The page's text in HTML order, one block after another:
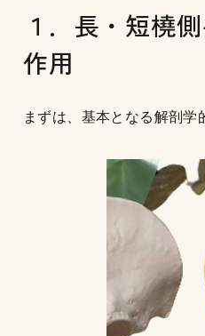
１．長・短橈
作用
まずは、基本となる解剖